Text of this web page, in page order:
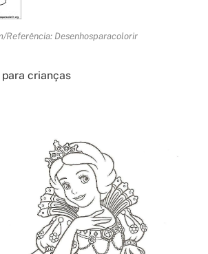
Referência: Desenhosparacolorir
crianças